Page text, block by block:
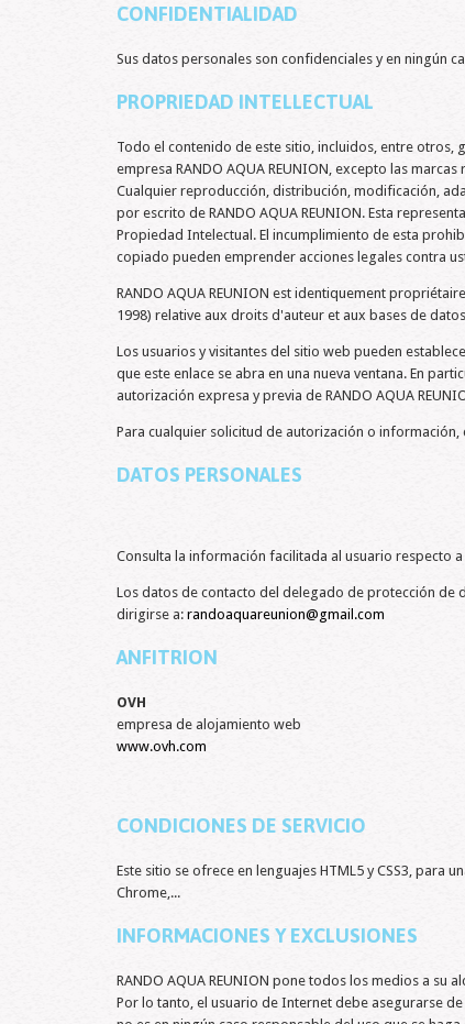
CONFIDENTIALIDAD
Sus datos personales son confidenciales y en ningún
PROPRIEDAD INTELLECTUAL
Todo el contenido de este sitio, incluidos, entre
empresa RANDO AQUA REUNION, excepto las
Cualquier reproducción, distribución, modificación,
por escrito de RANDO AQUA REUNION. Esta
Propiedad Intelectual. El incumplimiento de esta
copiado pueden emprender acciones legales contra
RANDO AQUA REUNION est identiquement
1998) relative aux droits d'auteur et aux bases de
Los usuarios y visitantes del sitio web pueden
que este enlace se abra en una nueva ventana. En
autorización expresa y previa de RANDO AQUA
Para cualquier solicitud de autorización o
DATOS PERSONALES
Consulta la información facilitada al usuario respecto a
Los datos de contacto del delegado de protección de
dirigirse a: randoaquareunion@gmail.com
ANFITRION
OVH
empresa de alojamiento web
www.ovh.com
CONDICIONES DE SERVICIO
Este sitio se ofrece en lenguajes HTML5 y CSS3,
Chrome,...
INFORMACIONES Y EXCLUSIONES
RANDO AQUA REUNION pone todos los medios a
Por lo tanto, el usuario de Internet debe asegurarse